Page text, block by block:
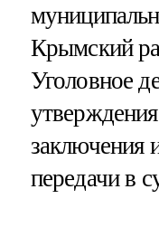
Крымский
Уголовное
заключения
передачи в